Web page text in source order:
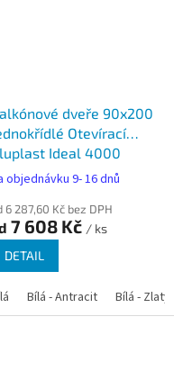
Bílá - Tmavý dub Bílá -
dveře 90x200
Otevírací
Ideal 4000
objednávku 9- 16 dnů
6 287,60 Kč bez DPH
7 608 Kč / ks
DETAIL
Bílá - Antracit Bílá - Zlatý